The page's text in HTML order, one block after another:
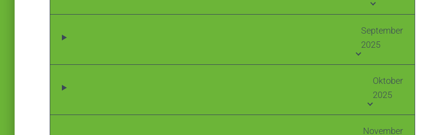
September
2025
Oktober
2025
November